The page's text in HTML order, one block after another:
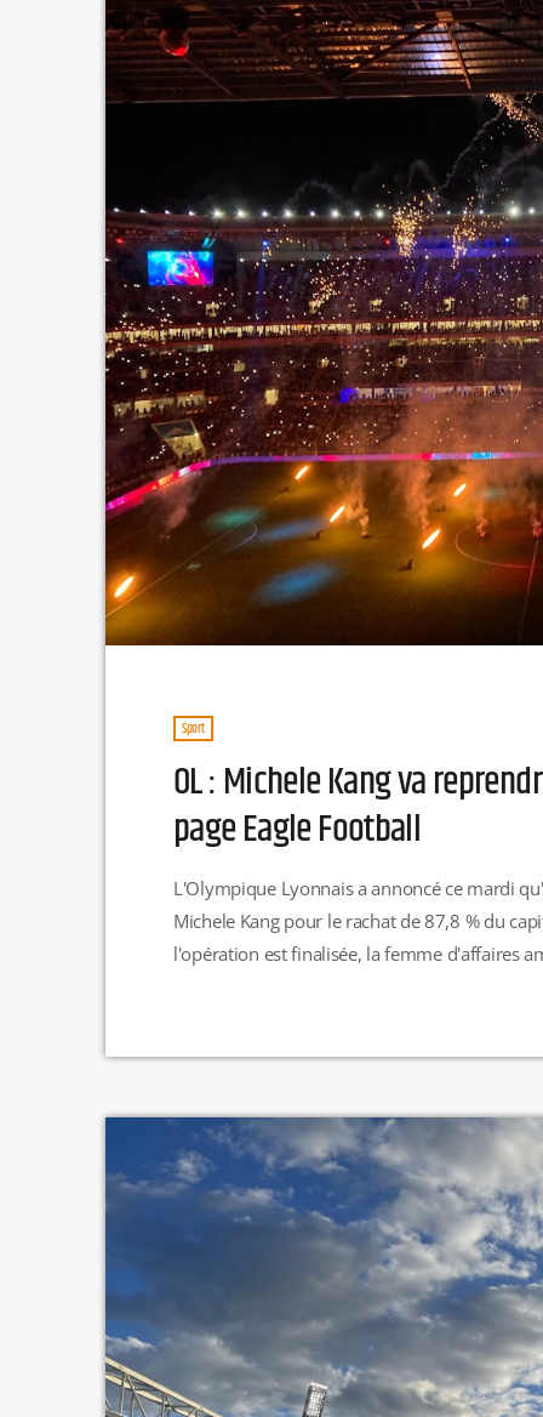
Sport
OL : Michele Kang va
page Eagle Football
L'Olympique Lyonnais a annoncé ce mardi
Michele Kang pour le rachat de 87,8 % du
l'opération est finalisée, la femme d'affaires